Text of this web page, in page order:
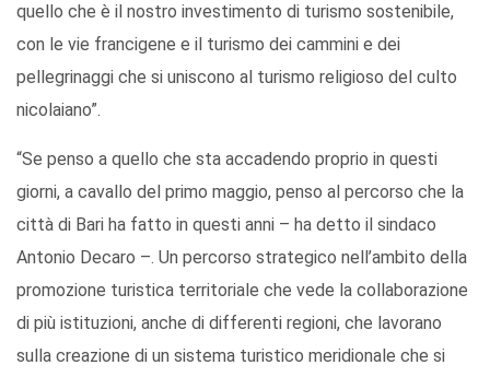
quello che è il nostro investimento di turismo sostenibile,
con le vie francigene e il turismo dei cammini e dei
pellegrinaggi che si uniscono al turismo religioso del culto
nicolaiano”.
“Se penso a quello che sta accadendo proprio in questi
giorni, a cavallo del primo maggio, penso al percorso che la
città di Bari ha fatto in questi anni – ha detto il sindaco
Antonio Decaro –. Un percorso strategico nell’ambito della
promozione turistica territoriale che vede la collaborazione
di più istituzioni, anche di differenti regioni, che lavorano
sulla creazione di un sistema turistico meridionale che si